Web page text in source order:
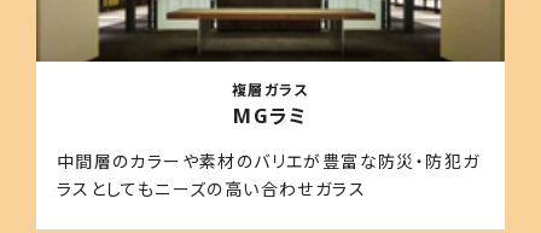
複層ガラス
MGラミ
中間層のカラーや素材のバリエが豊富な防災・防犯ガ
ラスとしてもニーズの高い合わせガラス